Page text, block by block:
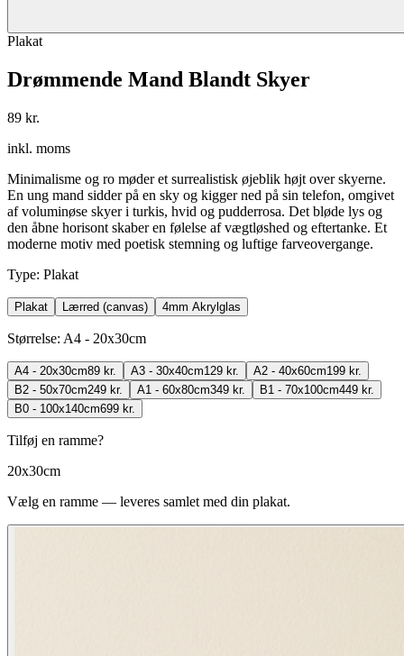
Plakat
Drømmende Mand Blandt Skyer
89 kr.
inkl. moms
Minimalisme og ro møder et surrealistisk øjeblik højt over skyerne.
En ung mand sidder på en sky og kigger ned på sin telefon, omgivet
af voluminøse skyer i turkis, hvid og pudderrosa. Det bløde lys og
den åbne horisont skaber en følelse af vægtløshed og eftertanke. Et
moderne motiv med poetisk stemning og luftige farveovergange.
Type: Plakat
Plakat Lærred (canvas) 4mm Akrylglas
Størrelse: A4 - 20x30cm
A4 - 20x30cm89 kr. A3 - 30x40cm129 kr. A2 - 40x60cm199 kr.
B2 - 50x70cm249 kr. A1 - 60x80cm349 kr. B1 - 70x100cm449 kr.
B0 - 100x140cm699 kr.
Tilføj en ramme?
20x30cm
Vælg en ramme — leveres samlet med din plakat.